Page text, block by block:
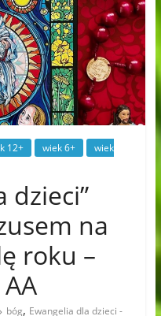
12+ wiek 6+
wiek
dzieci”
na
roku –
bóg, Ewangelia dla dzieci -